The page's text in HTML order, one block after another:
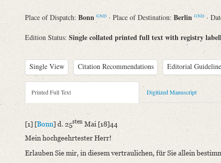
Place of Dispatch: Bonn GND · Place of Destination:Berlin GND ·
Edition Status: Single collated printed full text with registry
Single View Citation Recommendations Editorial
Metadata Concerning Header
Sender: August Wilhelm von Schlegel
Recipient: August Böckh
Place of Dispatch: Bonn GND
Place of Destination: Berlin
Date: 25.05.1844 bis 30.05.1844
Printed Full Text Digitized Manuscript
[1] [Bonn] d. 25sten Mai [18]44
Mein hochgeehrtester Herr!
Erlauben Sie mir, in diesem vertraulichen, für Sie allein